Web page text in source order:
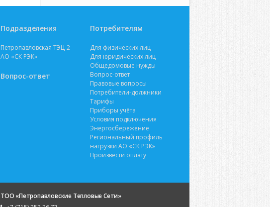
Подразделения
Петропавловская ТЭЦ-2
АО «СК РЭК»
Вопрос-ответ
Потребителям
Для физических лиц
Для юридических лиц
Общедомовые нужды
Вопрос-ответ
Правовые вопросы
Потребители-должники
Тарифы
Приборы учёта
Условия подключения
Энергосбережение
Региональный профиль
нагрузки АО «СК РЭК»
Произвести оплату
ТОО «Петропавловские Тепловые Сети»